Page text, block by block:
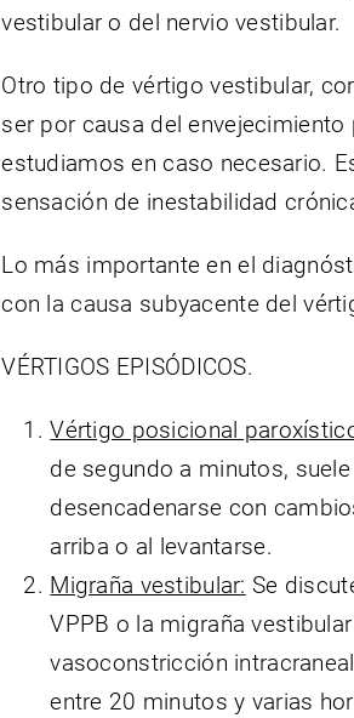
vestibular o del nervio vestibular.
Otro tipo de vértigo vestibular,
ser por causa del
estudiamos en caso necesario.
sensación de inestabilidad
Lo más importante en el
con la causa subyacente del
VÉRTIGOS EPISÓDICOS.
Vértigo posicional
de segundo a minutos,
desencadenarse con
arriba o al levantarse.
Migraña vestibular: Se
VPPB o la migraña
vasoconstricción
entre 20 minutos y varias